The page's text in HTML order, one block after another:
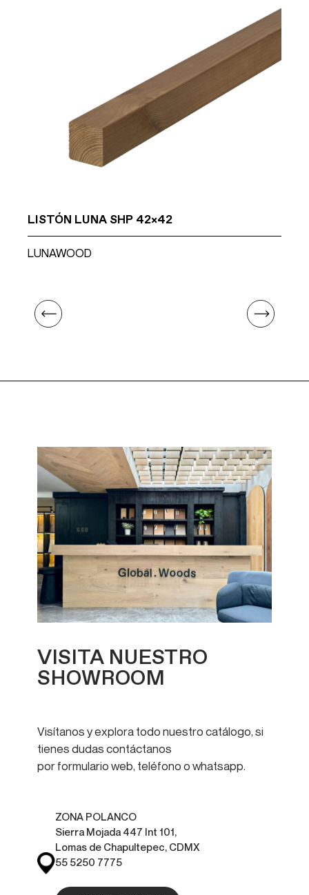
LISTÓN LUNA SHP 42×42
LUNAWOOD
VISITA NUESTRO
SHOWROOM
Visítanos y explora todo nuestro catálogo, si
tienes dudas contáctanos
por formulario web, teléfono o whatsapp.
ZONA POLANCO
Sierra Mojada 447 Int 101,
Lomas de Chapultepec, CDMX
55 5250 7775